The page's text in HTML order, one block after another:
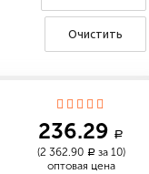
Очистить
236.29 a
(2 362.90 aза 10)
оптовая цена